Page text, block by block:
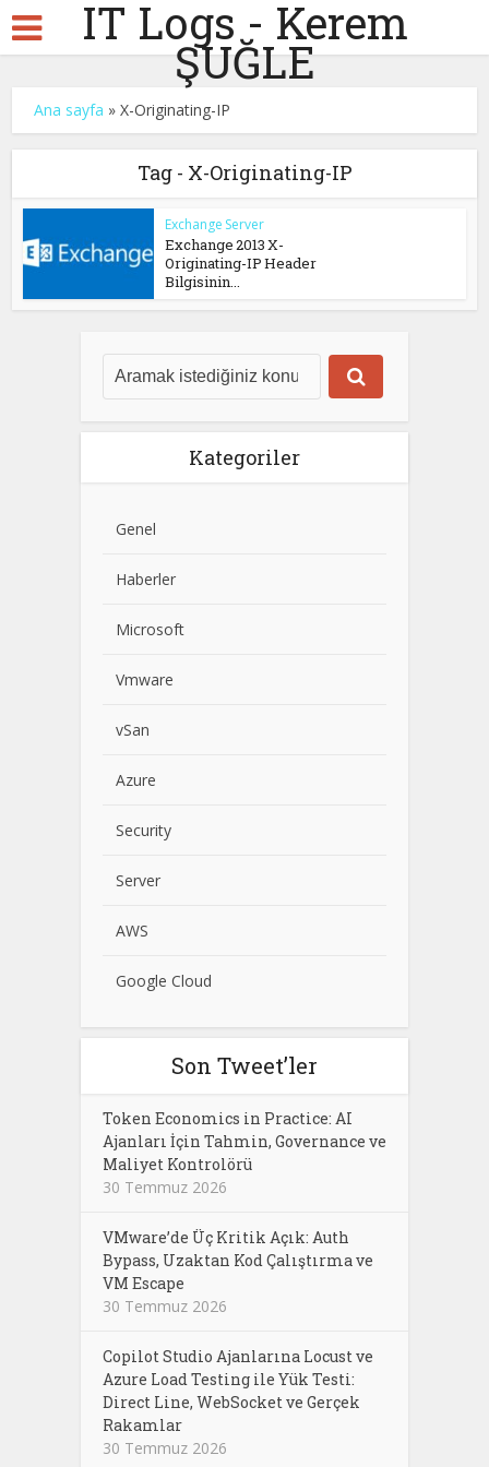
IT Logs - Kerem
ŞUĞLE
Ana sayfa »X-Originating-IP
Tag - X-Originating-IP
Exchange Server
Exchange 2013 X-
Originating-IP Header
Bilgisinin...
Kategoriler
Genel
Haberler
Microsoft
Vmware
vSan
Azure
Security
Server
AWS
Google Cloud
Son Tweet’ler
Token Economics in Practice: AI
Ajanları İçin Tahmin, Governance ve
Maliyet Kontrolörü
30 Temmuz 2026
VMware’de Üç Kritik Açık: Auth
Bypass, Uzaktan Kod Çalıştırma ve
VM Escape
30 Temmuz 2026
Copilot Studio Ajanlarına Locust ve
Azure Load Testing ile Yük Testi:
Direct Line, WebSocket ve Gerçek
Rakamlar
30 Temmuz 2026